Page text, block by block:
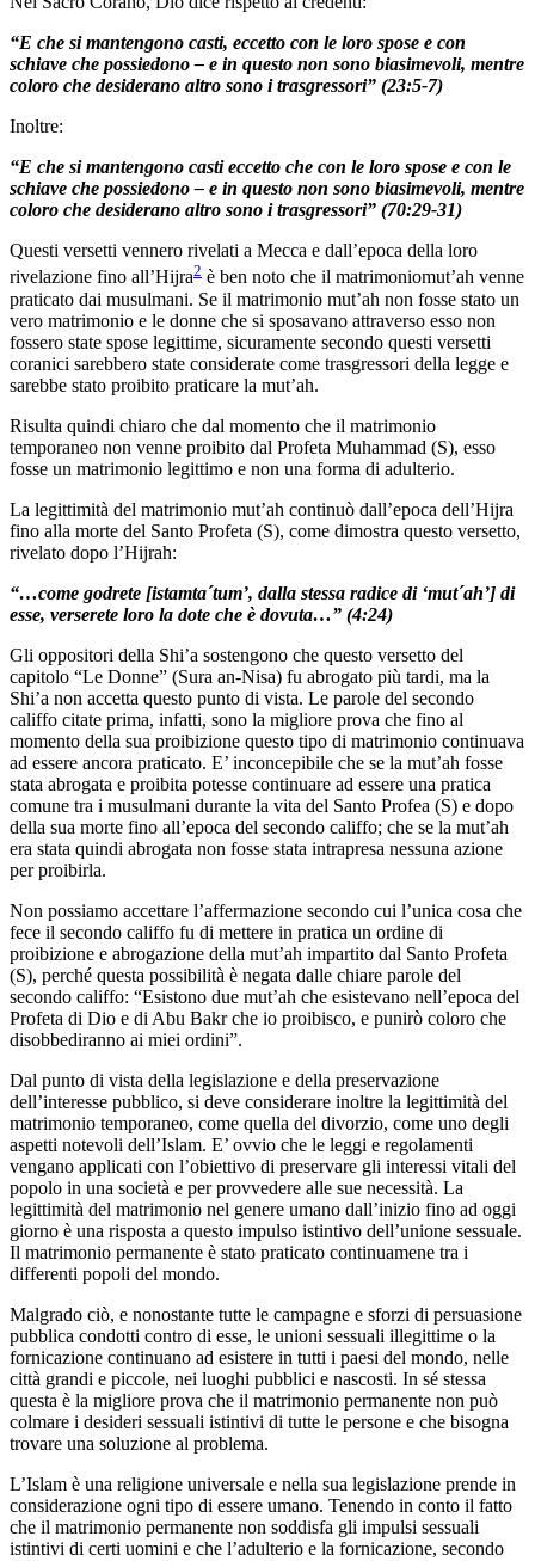
“E che si mantengono casti, eccetto con le loro spose e con
schiave che possiedono – e in questo non sono biasimevoli, mentre
coloro che desiderano altro sono i trasgressori” (23:5-7)
Inoltre:
“E che si mantengono casti eccetto che con le loro spose e con le
schiave che possiedono – e in questo non sono biasimevoli, mentre
coloro che desiderano altro sono i trasgressori” (70:29-31)
Questi versetti vennero rivelati a Mecca e dall’epoca della loro
rivelazione fino all’Hijra2 è ben noto che il matrimoniomut’ah venne
praticato dai musulmani. Se il matrimonio mut’ah non fosse stato un
vero matrimonio e le donne che si sposavano attraverso esso non
fossero state spose legittime, sicuramente secondo questi versetti
coranici sarebbero state considerate come trasgressori della legge e
sarebbe stato proibito praticare la mut’ah.
Risulta quindi chiaro che dal momento che il matrimonio
temporaneo non venne proibito dal Profeta Muhammad (S), esso
fosse un matrimonio legittimo e non una forma di adulterio.
La legittimità del matrimonio mut’ah continuò dall’epoca dell’Hijra
fino alla morte del Santo Profeta (S), come dimostra questo versetto,
rivelato dopo l’Hijrah:
“…come godrete [istamta´tum’, dalla stessa radice di ‘mut´ah’] di
esse, verserete loro la dote che è dovuta…” (4:24)
Gli oppositori della Shi’a sostengono che questo versetto del
capitolo “Le Donne” (Sura an-Nisa) fu abrogato più tardi, ma la
Shi’a non accetta questo punto di vista. Le parole del secondo
califfo citate prima, infatti, sono la migliore prova che fino al
momento della sua proibizione questo tipo di matrimonio continuava
ad essere ancora praticato. E’ inconcepibile che se la mut’ah fosse
stata abrogata e proibita potesse continuare ad essere una pratica
comune tra i musulmani durante la vita del Santo Profea (S) e dopo
della sua morte fino all’epoca del secondo califfo; che se la mut’ah
era stata quindi abrogata non fosse stata intrapresa nessuna azione
per proibirla.
Non possiamo accettare l’affermazione secondo cui l’unica cosa che
fece il secondo califfo fu di mettere in pratica un ordine di
proibizione e abrogazione della mut’ah impartito dal Santo Profeta
(S), perché questa possibilità è negata dalle chiare parole del
secondo califfo: “Esistono due mut’ah che esistevano nell’epoca del
Profeta di Dio e di Abu Bakr che io proibisco, e punirò coloro che
disobbediranno ai miei ordini”.
Dal punto di vista della legislazione e della preservazione
dell’interesse pubblico, si deve considerare inoltre la legittimità del
matrimonio temporaneo, come quella del divorzio, come uno degli
aspetti notevoli dell’Islam. E’ ovvio che le leggi e regolamenti
vengano applicati con l’obiettivo di preservare gli interessi vitali del
popolo in una società e per provvedere alle sue necessità. La
legittimità del matrimonio nel genere umano dall’inizio fino ad oggi
giorno è una risposta a questo impulso istintivo dell’unione sessuale.
Il matrimonio permanente è stato praticato continuamene tra i
differenti popoli del mondo.
Malgrado ciò, e nonostante tutte le campagne e sforzi di persuasione
pubblica condotti contro di esse, le unioni sessuali illegittime o la
fornicazione continuano ad esistere in tutti i paesi del mondo, nelle
città grandi e piccole, nei luoghi pubblici e nascosti. In sé stessa
questa è la migliore prova che il matrimonio permanente non può
colmare i desideri sessuali istintivi di tutte le persone e che bisogna
trovare una soluzione al problema.
L’Islam è una religione universale e nella sua legislazione prende in
considerazione ogni tipo di essere umano. Tenendo in conto il fatto
che il matrimonio permanente non soddisfa gli impulsi sessuali
istintivi di certi uomini e che l’adulterio e la fornicazione, secondo